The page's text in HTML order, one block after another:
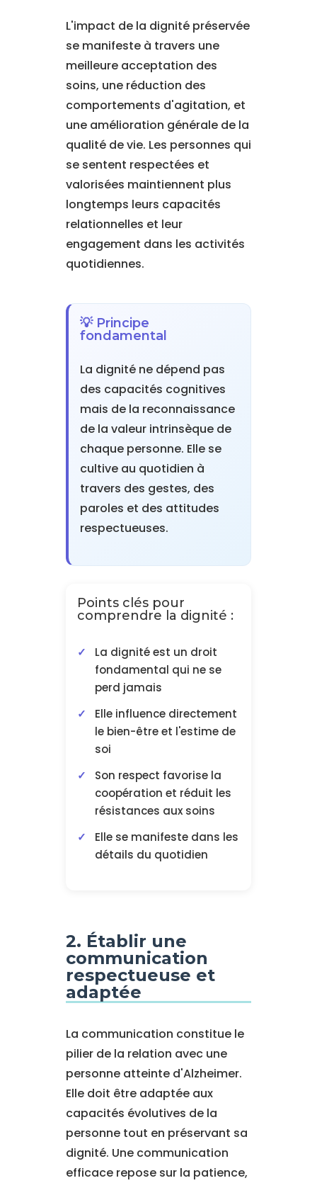
L'impact de la dignité préservée
se manifeste à travers une
meilleure acceptation des
soins, une réduction des
comportements d'agitation, et
une amélioration générale de la
qualité de vie. Les personnes qui
se sentent respectées et
valorisées maintiennent plus
longtemps leurs capacités
relationnelles et leur
engagement dans les activités
quotidiennes.
💡 Principe
fondamental
La dignité ne dépend pas
des capacités cognitives
mais de la reconnaissance
de la valeur intrinsèque de
chaque personne. Elle se
cultive au quotidien à
travers des gestes, des
paroles et des attitudes
respectueuses.
Points clés pour
comprendre la dignité :
La dignité est un droit
fondamental qui ne se
perd jamais
Elle influence directement
le bien-être et l'estime de
soi
Son respect favorise la
coopération et réduit les
résistances aux soins
Elle se manifeste dans les
détails du quotidien
2. Établir une
communication
respectueuse et
adaptée
La communication constitue le
pilier de la relation avec une
personne atteinte d'Alzheimer.
Elle doit être adaptée aux
capacités évolutives de la
personne tout en préservant sa
dignité. Une communication
efficace repose sur la patience,